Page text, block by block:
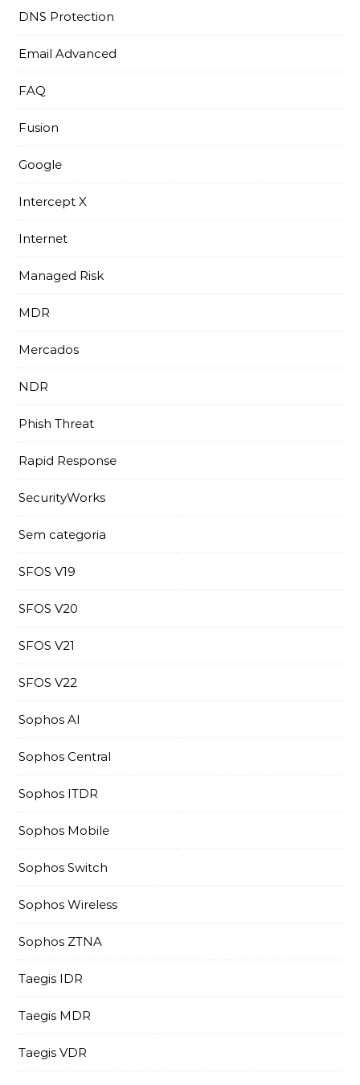
DNS Protection
Email Advanced
FAQ
Fusion
Google
Intercept X
Internet
Managed Risk
MDR
Mercados
NDR
Phish Threat
Rapid Response
SecurityWorks
Sem categoria
SFOS V19
SFOS V20
SFOS V21
SFOS V22
Sophos AI
Sophos Central
Sophos ITDR
Sophos Mobile
Sophos Switch
Sophos Wireless
Sophos ZTNA
Taegis IDR
Taegis MDR
Taegis VDR